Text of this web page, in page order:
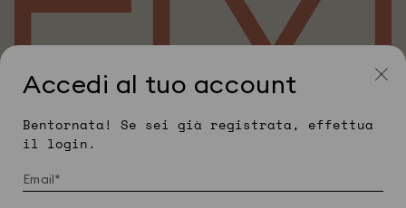
Accedi al tuo account
Bentornata! Se sei già registrata, effettua
il login.